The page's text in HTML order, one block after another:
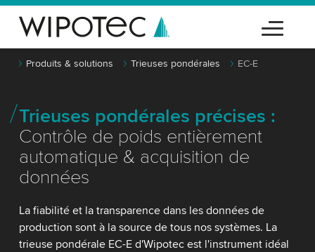
Produits & solutions Trieuses pondérales EC-E
Trieuses pondérales précises :
Contrôle de poids entièrement
automatique & acquisition de
données
La fiabilité et la transparence dans les données de
production sont à la source de tous nos systèmes. La
trieuse pondérale EC-E d'Wipotec est l'instrument idéal